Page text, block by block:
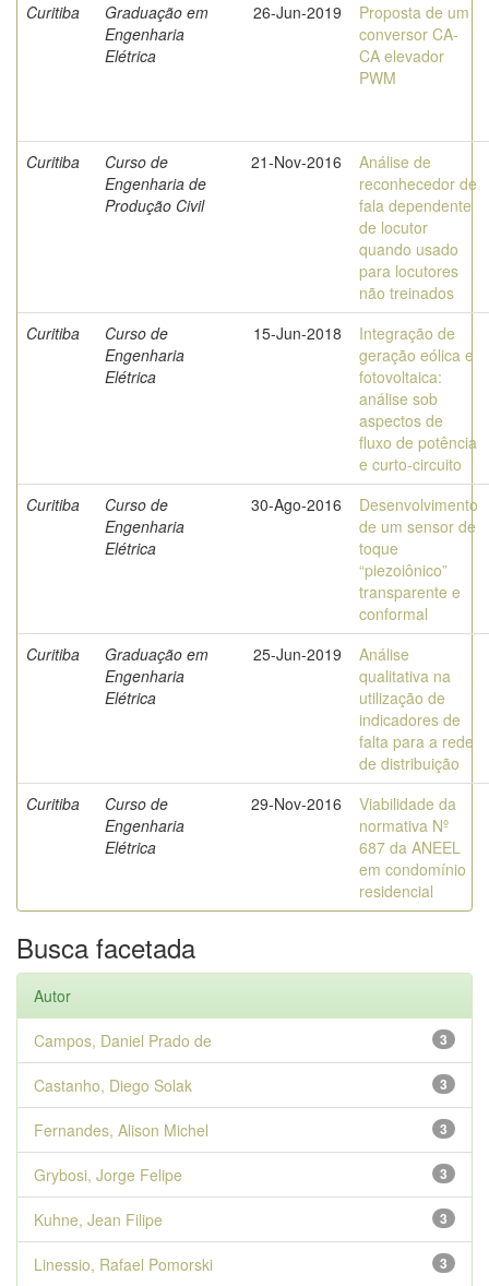
Curitiba
Graduação em
Engenharia
Elétrica
26-Jun-2019
Proposta de um
conversor CA-
CA elevador
PWM
Curitiba
Curso de
Engenharia de
Produção Civil
21-Nov-2016
Análise de
reconhecedor de
fala dependente
de locutor
quando usado
para locutores
não treinados
Curitiba
Curso de
Engenharia
Elétrica
15-Jun-2018
Integração de
geração eólica e
fotovoltaica:
análise sob
aspectos de
fluxo de potência
e curto-circuito
Curitiba
Curso de
Engenharia
Elétrica
30-Ago-2016
Desenvolvimento
de um sensor de
toque
“piezoiônico”
transparente e
conformal
Curitiba
Graduação em
Engenharia
Elétrica
25-Jun-2019
Análise
qualitativa na
utilização de
indicadores de
falta para a rede
de distribuição
Curitiba
Curso de
Engenharia
Elétrica
29-Nov-2016
Viabilidade da
normativa Nº
687 da ANEEL
em condomínio
residencial
Busca facetada
Autor
3
Campos, Daniel Prado de
3
Castanho, Diego Solak
3
Fernandes, Alison Michel
3
Grybosi, Jorge Felipe
3
Kuhne, Jean Filipe
3
Linessio, Rafael Pomorski